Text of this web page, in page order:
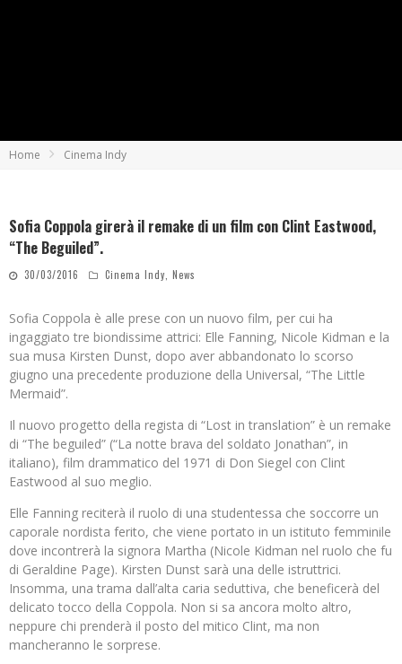
Home Cinema Indy
Sofia Coppola girerà il remake di un film con Clint Eastwood,
“The Beguiled”.
30/03/2016 Cinema Indy News
Sofia Coppola è alle prese con un nuovo film, per cui ha
ingaggiato tre biondissime attrici: Elle Fanning, Nicole Kidman e la
sua musa Kirsten Dunst, dopo aver abbandonato lo scorso
giugno una precedente produzione della Universal, “The Little
Mermaid”.
Il nuovo progetto della regista di “Lost in translation” è un remake
di “The beguiled” (“La notte brava del soldato Jonathan”, in
italiano), film drammatico del 1971 di Don Siegel con Clint
Eastwood al suo meglio.
Elle Fanning reciterà il ruolo di una studentessa che soccorre un
caporale nordista ferito, che viene portato in un istituto femminile
dove incontrerà la signora Martha (Nicole Kidman nel ruolo che fu
di Geraldine Page). Kirsten Dunst sarà una delle istruttrici.
Insomma, una trama dall’alta caria seduttiva, che beneficerà del
delicato tocco della Coppola. Non si sa ancora molto altro,
neppure chi prenderà il posto del mitico Clint, ma non
mancheranno le sorprese.